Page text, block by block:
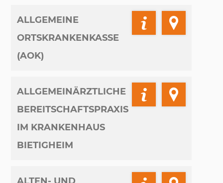
ALLGEMEINE
ORTSKRANKENKASSE
(AOK)
ALLGEMEINÄRZTLICHE
BEREITSCHAFTSPRAXIS
IM KRANKENHAUS
BIETIGHEIM